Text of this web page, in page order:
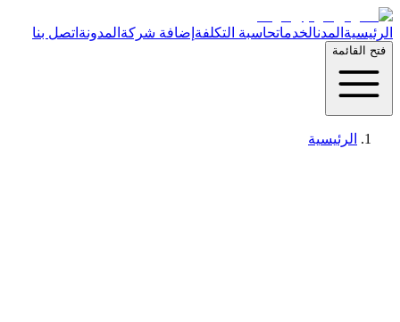
الرئيسية المدنالخدماتحاسبة التكلفة إضافة شركة المدونة اتصل بنا
فتح القائمة
الرئيسية